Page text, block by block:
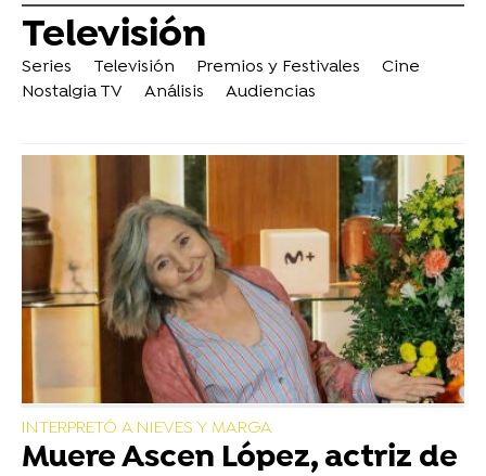
Televisión
Series Televisión Premios y Festivales
Cine
Nostalgia TV
Análisis Audiencias
INTERPRETÓ A NIEVES Y MARGA
Muere Ascen López, actriz de